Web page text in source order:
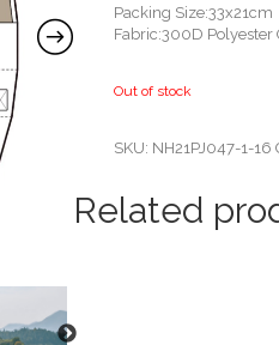
Packing Size:33x21cm
Fabric:300D Polyester
Out of stock
SKU: NH21PJ047-1-16
Related